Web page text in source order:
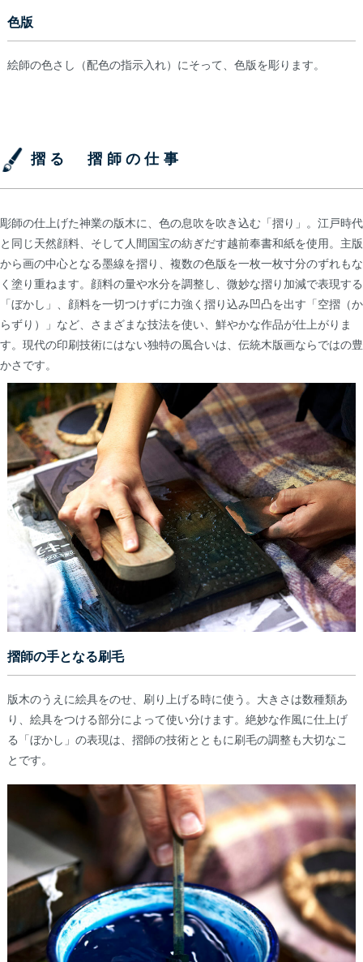
色版
絵師の色さし（配色の指示入れ）にそって、色版を彫ります。
摺る 摺師の仕事
彫師の仕上げた神業の版木に、色の息吹を吹き込む「摺り」。江戸時代
と同じ天然顔料、そして人間国宝の紡ぎだす越前奉書和紙を使用。主版
から画の中心となる墨線を摺り、複数の色版を一枚一枚寸分のずれもな
く塗り重ねます。顔料の量や水分を調整し、微妙な摺り加減で表現する
「ぼかし」、顔料を一切つけずに力強く摺り込み凹凸を出す「空摺（か
らずり）」など、さまざまな技法を使い、鮮やかな作品が仕上がりま
す。現代の印刷技術にはない独特の風合いは、伝統木版画ならではの豊
かさです。
摺師の手となる刷毛
版木のうえに絵具をのせ、刷り上げる時に使う。大きさは数種類あ
り、絵具をつける部分によって使い分けます。絶妙な作風に仕上げ
る「ぼかし」の表現は、摺師の技術とともに刷毛の調整も大切なこ
とです。